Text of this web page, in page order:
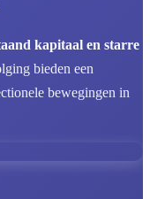
kapitaal en starre
bieden een
bewegingen in